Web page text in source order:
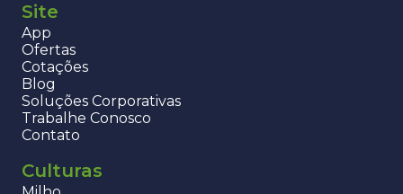
Site
App
Ofertas
Cotações
Blog
Soluções Corporativas
Trabalhe Conosco
Contato
Culturas